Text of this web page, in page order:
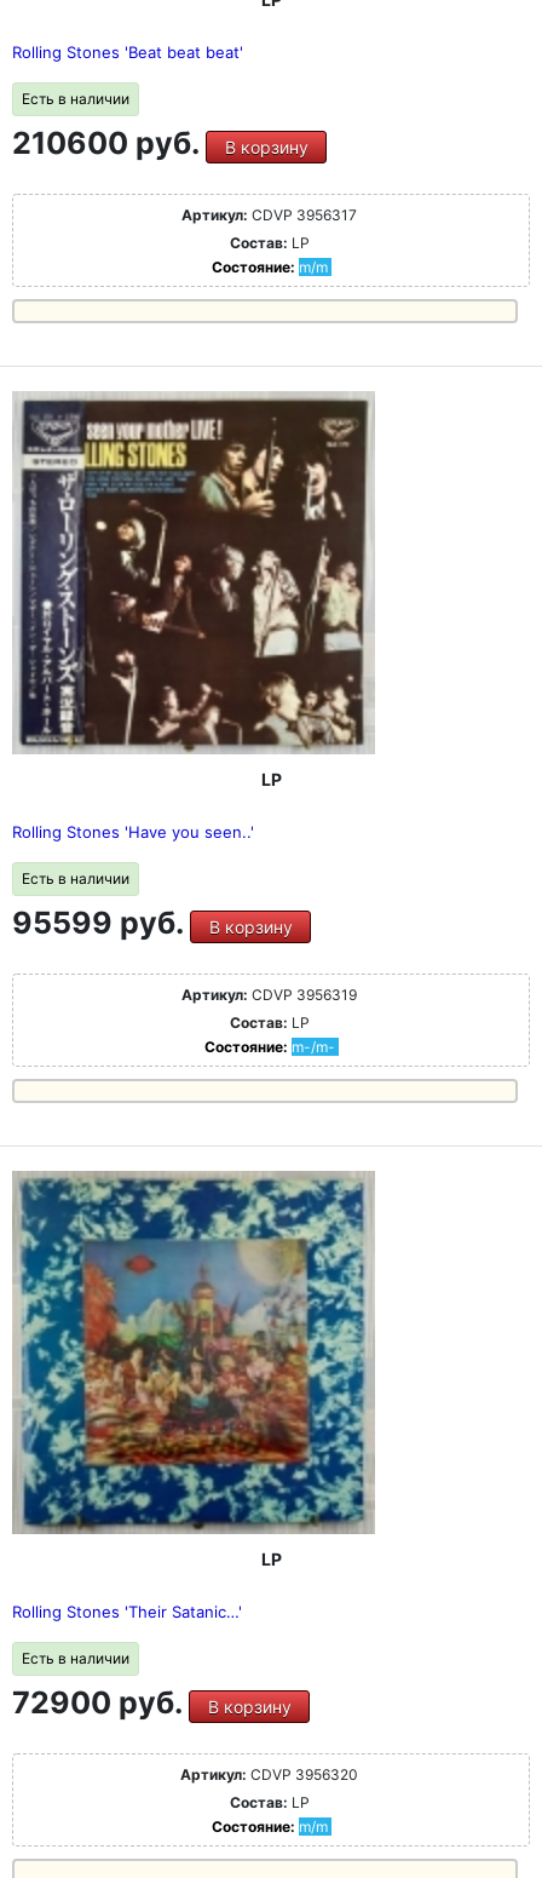
Rolling Stones 'Beat beat beat'
Есть в наличии
210600 руб. В корзину
Артикул: CDVP 3956317
Состав: LP
Состояние: m/m
LP
Rolling Stones 'Have you seen..'
Есть в наличии
95599 руб. В корзину
Артикул: CDVP 3956319
Состав: LP
Состояние: m-/m-
LP
Rolling Stones 'Their Satanic…'
Есть в наличии
72900 руб. В корзину
Артикул: CDVP 3956320
Состав: LP
Состояние: m/m